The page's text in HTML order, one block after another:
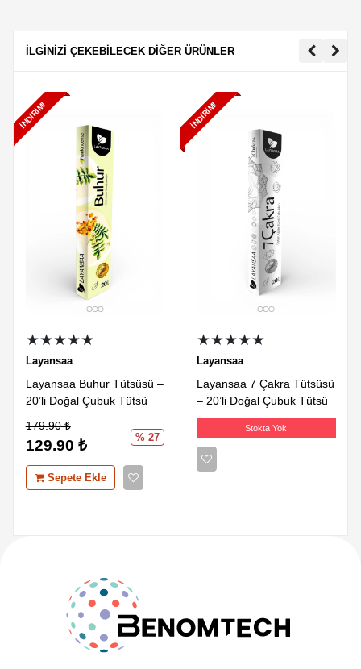
İLGİNİZİ ÇEKEBİLECEK DİĞER ÜRÜNLER
İNDIRIM!
★★★★★
Layansaa
Layansaa Buhur Tütsüsü –
20’li Doğal Çubuk Tütsü
179.90₺
129.90 ₺ % 27
Sepete Ekle
İNDIRIM!
★★★★★
Layansaa
Layansaa 7 Çakra Tütsüsü
– 20’li Doğal Çubuk Tütsü
Stokta Yok